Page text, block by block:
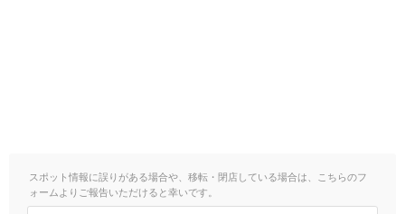
スポット情報に誤りがある場合や、移転・閉店している場合は、こちらのフ
ォームよりご報告いただけると幸いです。